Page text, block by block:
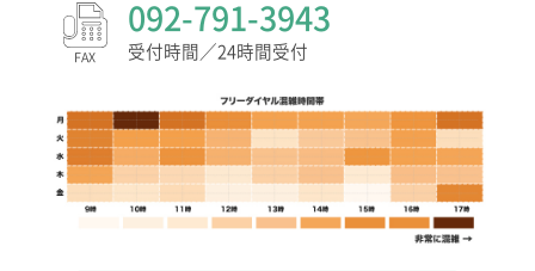
FAX
092-791-3943
受付時間／24時間受付